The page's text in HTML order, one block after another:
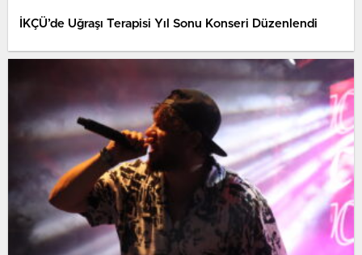
İKÇÜ’de Uğraşı Terapisi Yıl Sonu Konseri Düzenlendi